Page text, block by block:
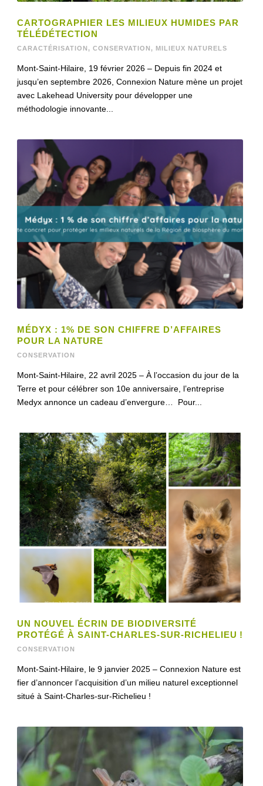
CARTOGRAPHIER LES MILIEUX HUMIDES PAR
TÉLÉDÉTECTION
CARACTÉRISATION , CONSERVATION , MILIEUX NATURELS
Mont-Saint-Hilaire, 19 février 2026 – Depuis fin 2024 et
jusqu’en septembre 2026, Connexion Nature mène un projet
avec Lakehead University pour développer une
méthodologie innovante...
MÉDYX : 1% DE SON CHIFFRE D’AFFAIRES
POUR LA NATURE
CONSERVATION
Mont-Saint-Hilaire, 22 avril 2025 – À l’occasion du jour de la
Terre et pour célébrer son 10e anniversaire, l’entreprise
Medyx annonce un cadeau d’envergure… Pour...
UN NOUVEL ÉCRIN DE BIODIVERSITÉ
PROTÉGÉ À SAINT-CHARLES-SUR-RICHELIEU !
CONSERVATION
Mont-Saint-Hilaire, le 9 janvier 2025 – Connexion Nature est
fier d’annoncer l’acquisition d’un milieu naturel exceptionnel
situé à Saint-Charles-sur-Richelieu !